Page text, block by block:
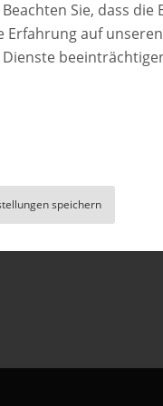
Sie, dass die
Erfahrung auf
speichern
bei
Unternehmen